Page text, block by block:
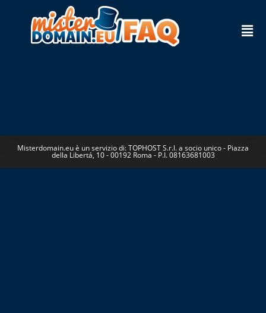
Misterdomain.eu è un servizio di: TOPHOST S.r.l. a socio unico - Piazza
della Libertá, 10 - 00192 Roma - P.I. 08163681003